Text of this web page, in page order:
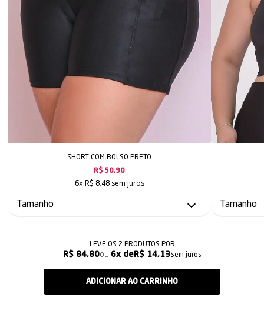
SHORT COM BOLSO PRETO
R$ 50,90
6x R$ 8,48 sem juros
LEVE OS 2 PRODUTOS
R$ 84,80 6x R$ 14,13Sem juros